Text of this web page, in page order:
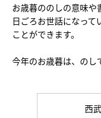
お歳暮ののしの意味や
日ごろお世話になって
ことができます。
今年のお歳暮は、のし
西